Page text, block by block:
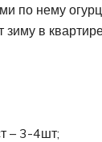
по нему
зиму в
– 3-4шт;